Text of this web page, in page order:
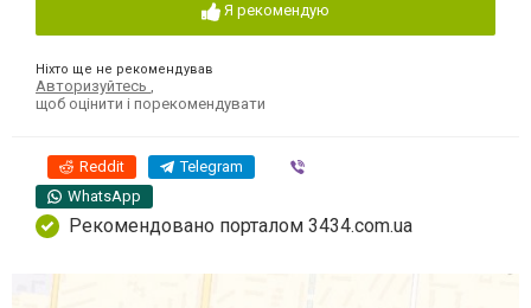
Я рекомендую
Ніхто ще не рекомендував
Авторизуйтесь
щоб оцінити і порекомендувати
Reddit Telegram
WhatsApp
Рекомендовано порталом 3434.com.ua